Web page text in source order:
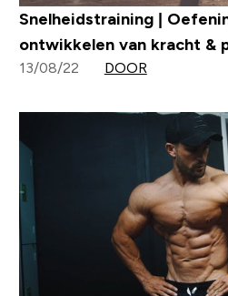
Snelheidstraining |
ontwikkelen van kracht &
13/08/22 DOOR